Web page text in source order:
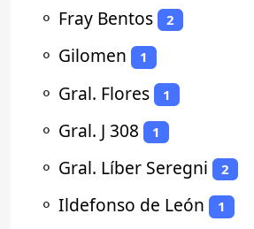
⚬ Fray Bentos 2
⚬ Gilomen 1
⚬ Gral. Flores 1
⚬ Gral. J 308 1
⚬ Gral. Líber Seregni 2
⚬ Ildefonso de León 1